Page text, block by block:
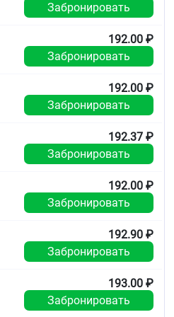
30 °C, в недоступном для
после истечения срока
Забронировать
192.00 ₽
Забронировать
192.00 ₽
Забронировать
192.37 ₽
Забронировать
192.00 ₽
Забронировать
192.90 ₽
Забронировать
193.00 ₽
Забронировать